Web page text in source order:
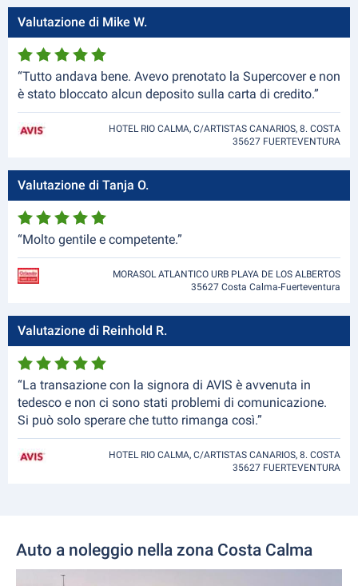
Valutazione di Mike W.
“Tutto andava bene. Avevo prenotato la Supercover e non
è stato bloccato alcun deposito sulla carta di credito.”
HOTEL RIO CALMA, C/ARTISTAS CANARIOS, 8. COSTA
35627 FUERTEVENTURA
Valutazione di Tanja O.
“Molto gentile e competente.”
MORASOL ATLANTICO URB PLAYA DE LOS ALBERTOS
35627 Costa Calma-Fuerteventura
Valutazione di Reinhold R.
“La transazione con la signora di AVIS è avvenuta in
tedesco e non ci sono stati problemi di comunicazione.
Si può solo sperare che tutto rimanga così.”
HOTEL RIO CALMA, C/ARTISTAS CANARIOS, 8. COSTA
35627 FUERTEVENTURA
Auto a noleggio nella zona Costa Calma